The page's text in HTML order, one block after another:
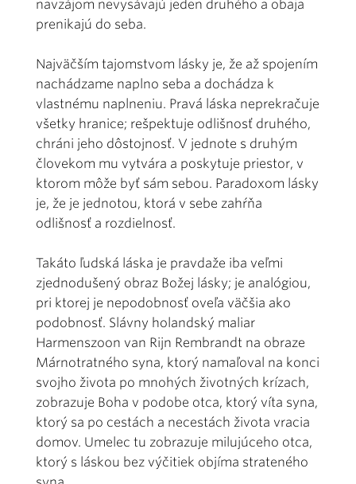
navzájom nevysávajú jeden druhého a obaja
prenikajú do seba.
Najväčším tajomstvom lásky je, že až spojením
nachádzame naplno seba a dochádza k
vlastnému naplneniu. Pravá láska neprekračuje
všetky hranice; rešpektuje odlišnosť druhého,
chráni jeho dôstojnosť. V jednote s druhým
človekom mu vytvára a poskytuje priestor, v
ktorom môže byť sám sebou. Paradoxom lásky
je, že je jednotou, ktorá v sebe zahŕňa
odlišnosť a rozdielnosť.
Takáto ľudská láska je pravdaže iba veľmi
zjednodušený obraz Božej lásky; je analógiou,
pri ktorej je nepodobnosť oveľa väčšia ako
podobnosť. Slávny holandský maliar
Harmenszoon van Rijn Rembrandt na obraze
Márnotratného syna, ktorý namaľoval na konci
svojho života po mnohých životných krízach,
zobrazuje Boha v podobe otca, ktorý víta syna,
ktorý sa po cestách a necestách života vracia
domov. Umelec tu zobrazuje milujúceho otca,
ktorý s láskou bez výčitiek objíma strateného